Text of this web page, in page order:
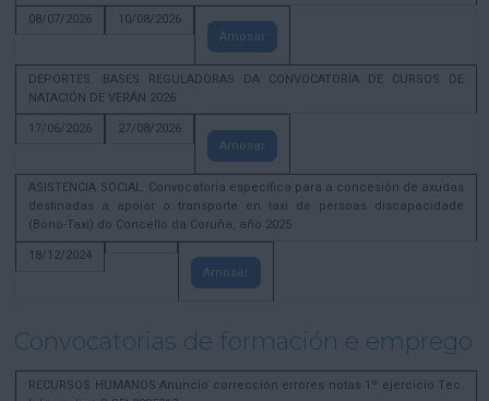
08/07/2026
10/08/2026
Amosar
DEPORTES. BASES REGULADORAS DA CONVOCATORIA DE CURSOS DE
NATACIÓN DE VERÁN 2026
17/06/2026
27/08/2026
Amosar
ASISTENCIA SOCIAL. Convocatoria específica para a concesión de axudas
destinadas a apoiar o transporte en taxi de persoas discapacidade
(Bono-Taxi) do Concello da Coruña, año 2025
18/12/2024
Amosar
Convocatorias de formación e emprego
RECURSOS HUMANOS Anuncio corrección errores notas 1º ejercicio Tec.